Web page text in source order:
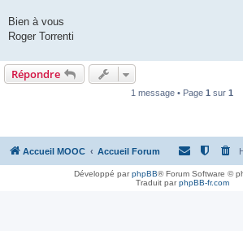
Bien à vous
Roger Torrenti
Répondre
1 message • Page 1 sur 1
Accueil MOOC Accueil Forum
Développé parphpBB® Forum Software ©
Traduit parphpBB-fr.com